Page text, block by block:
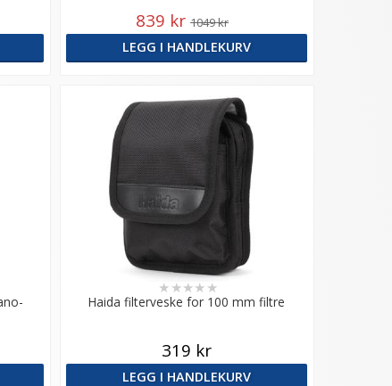
839 kr 1049 kr
LEGG I HANDLEKURV
Haida filterveske for 100 mm filtre
★ ★★★ ★
319 kr
LEGG I HANDLEKURV